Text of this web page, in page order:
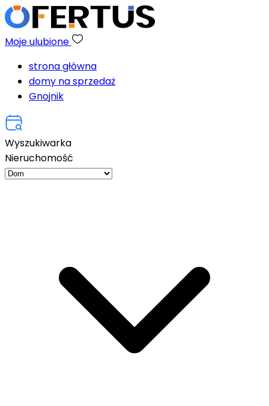
Moje ulubione
strona główna
domy na sprzedaż
Gnojnik
Wyszukiwarka
Nieruchomość